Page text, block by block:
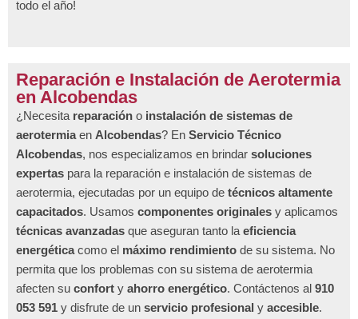
todo el año!
Reparación e Instalación de Aerotermia
en Alcobendas
¿Necesita reparación o instalación de sistemas de
aerotermiaen Alcobendas? En Servicio Técnico
Alcobendas, nos especializamos en brindar soluciones
expertas para la reparación e instalación de sistemas de
aerotermia, ejecutadas por un equipo de técnicos altamente
capacitados. Usamos componentes originales y aplicamos
técnicas avanzadas que aseguran tanto la eficiencia
energéticacomo el máximo rendimiento de su sistema. No
permita que los problemas con su sistema de aerotermia
afecten su confort y ahorro energético. Contáctenos al 910
053 591 y disfrute de un servicio profesional y accesible.